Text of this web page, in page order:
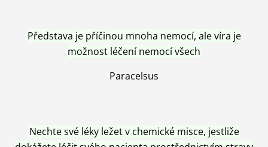
Představa je příčinou mnoha nemocí, ale víra je
možnost léčení nemocí všech
Paracelsus
Nechte své léky ležet v chemické misce, jestliže